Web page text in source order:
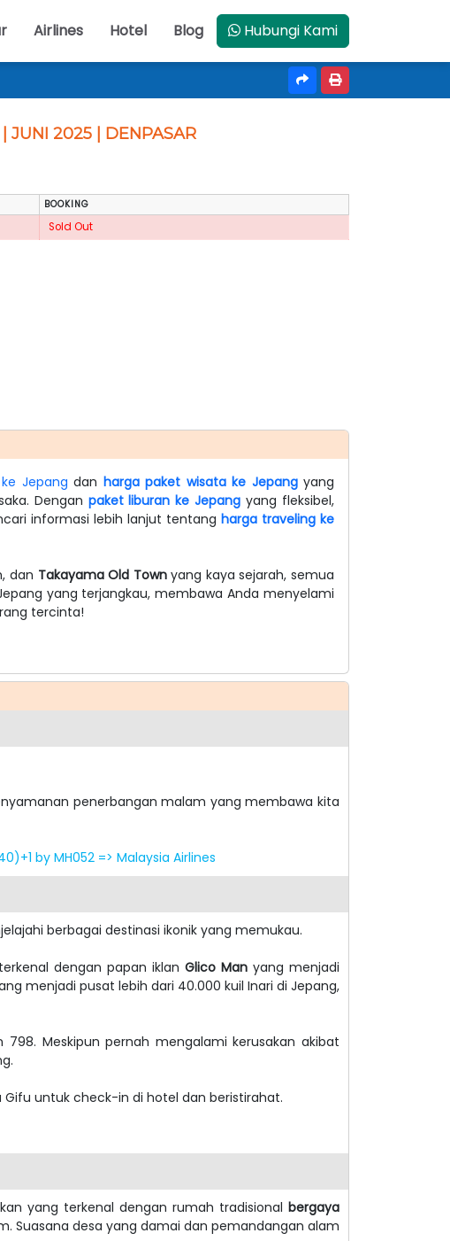
Airlines Hotel Blog Hubungi Kami
JUNI 2025 | DENPASAR
BOOKING
Sold Out
Jepang dan harga paket wisata ke Jepangyang
Dengan paket liburan ke Jepang yang fleksibel,
informasi lebih lanjut tentang harga traveling ke
dan Takayama Old Townyang kaya sejarah, semua
yang terjangkau, membawa Anda menyelami
tercinta!
penerbangan malam yang membawa kita
by MH052 => Malaysia Airlines
berbagai destinasi ikonik yang memukau.
dengan papan iklanGlico Man yang menjadi
menjadi pusat lebih dari 40.000 kuil Inari di Jepang,
Meskipun pernah mengalami kerusakan akibat
untuk check-in di hotel dan beristirahat.
yang terkenal dengan rumah tradisional bergaya
Suasana desa yang damai dan pemandangan alam